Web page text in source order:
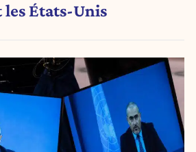
les États-Unis